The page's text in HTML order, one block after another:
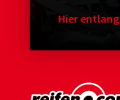
Hier entlang